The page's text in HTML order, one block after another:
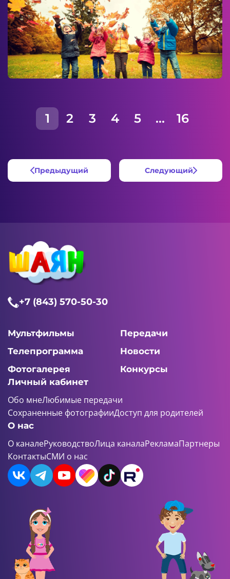
1 2 3 4 5 ... 16
Предыдущий Следующий
+7 (843) 570-50-30
Мультфильмы
Передачи
Телепрограмма
Новости
Фотогалерея
Конкурсы
Личный кабинет
Обо мнеЛюбимые передачи
Сохраненные фотографииДоступ для родителей
О нас
О каналеРуководствоЛица каналаРекламаПартнеры
КонтактыСМИ о нас